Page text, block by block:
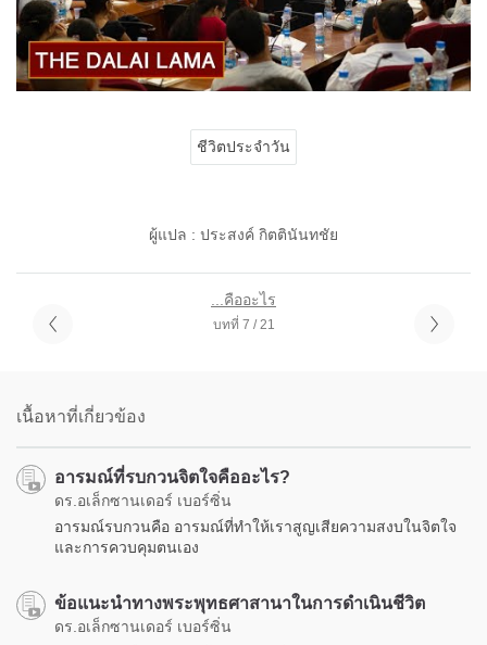
ชีวิตประจำวัน
ผู้แปล : ประสงค์ กิตตินันทชัย
...คืออะไร
บทที่ 7 / 21
เนื้อหาที่เกี่ยวข้อง
อารมณ์ที่รบกวนจิตใจคืออะไร?
ดร.อเล็กซานเดอร์ เบอร์ซิ่น
อารมณ์รบกวนคือ อารมณ์ที่ทำให้เราสูญเสียความสงบในจิตใจ
และการควบคุมตนเอง
ข้อแนะนำทางพระพุทธศาสานาในการดำเนินชีวิต
ดร.อเล็กซานเดอร์ เบอร์ซิ่น